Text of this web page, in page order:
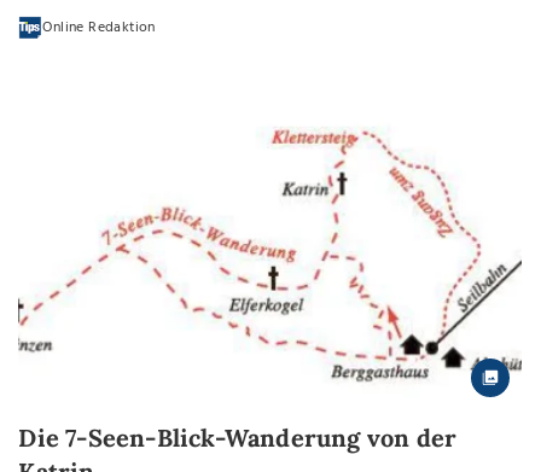
Online Redaktion
Die 7-Seen-Blick-Wanderung von der